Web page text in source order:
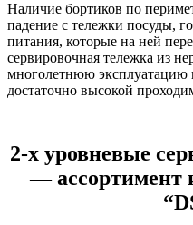
Наличие бортиков по
падение с тележки посуды,
питания, которые на ней
сервировочная тележка из
многолетнюю эксплуатацию
достаточно высокой
2-х уровневые
— ассортимент